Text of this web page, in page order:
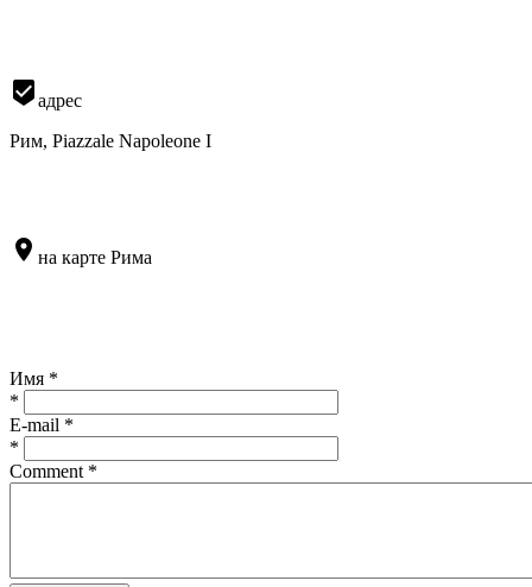
beenhereадрес
Рим, Piazzale Napoleone I
location_on на карте Рима
Имя *
*
E-mail *
*
Comment *